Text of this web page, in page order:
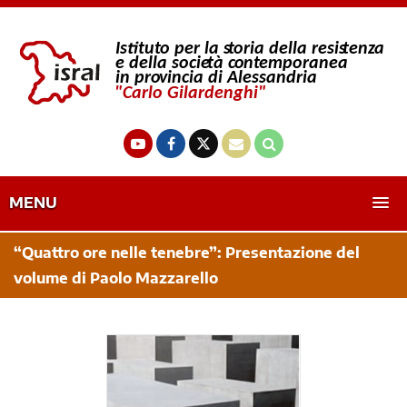
MENU
“Quattro ore nelle tenebre”: Presentazione del
volume di Paolo Mazzarello